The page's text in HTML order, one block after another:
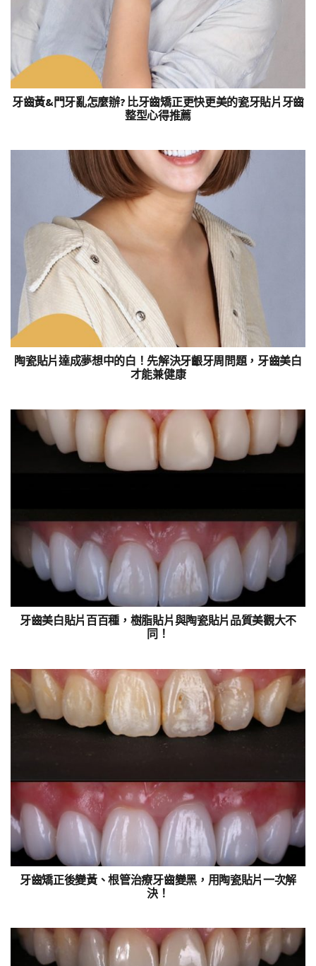
牙齒黃&門牙亂怎麼辦? 比牙齒矯正更快更美的瓷牙貼片牙齒
整型心得推薦
陶瓷貼片達成夢想中的白！先解決牙齦牙周問題，牙齒美白
才能兼健康
牙齒美白貼片百百種，樹脂貼片與陶瓷貼片品質美觀大不
同！
牙齒矯正後變黃、根管治療牙齒變黑，用陶瓷貼片一次解
決！